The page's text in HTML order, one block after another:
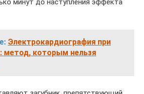
Электрокардиография при
метод, которым нельзя